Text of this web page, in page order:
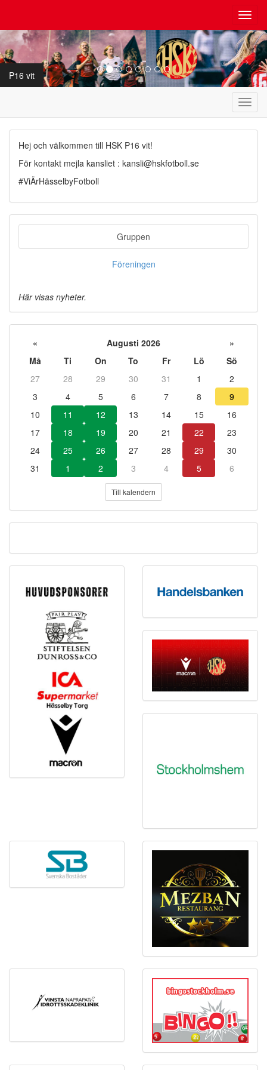
P16 vit
Hej och välkommen till HSK P16 vit!
För kontakt mejla kansliet : kansli@hskfotboll.se
#ViÄrHässelbyFotboll
Gruppen
Föreningen
Här visas nyheter.
« Augusti 2026
»
Må
Ti On To Fr Lö
Sö
27
28 29 30 31 1
2
3
4 5 6 7 8
9
10
11 12 13 14 15
16
17
18 19 20 21 22
23
24
25 26 27 28 29
30
31
1 2 3 4 5 6
Till kalendern